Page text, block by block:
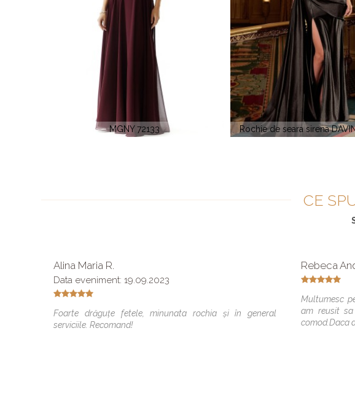
Rochie de seara sirena DAVINCI CDS 549 Rochie de soacra lunga
CE
Alina Maria R.
Data eveniment: 19.09.2023
Foarte drăguțe fetele, minunata rochia și în general
serviciile. Recomand!
Rebeca
Multumesc
am reusit
comod.Daca